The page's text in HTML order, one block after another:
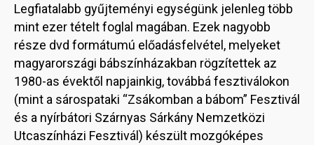
Legfiatalabb gyűjteményi egységünk jelenleg több
mint ezer tételt foglal magában. Ezek nagyobb
része dvd formátumú előadásfelvétel, melyeket
magyarországi bábszínházakban rögzítettek az
1980-as évektől napjainkig, továbbá fesztiválokon
(mint a sárospataki “Zsákomban a bábom” Fesztivál
és a nyírbátori Szárnyas Sárkány Nemzetközi
Utcaszínházi Fesztivál) készült mozgóképes